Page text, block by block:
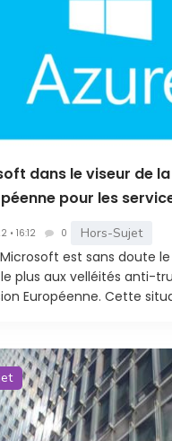
dans le viseur de
pour les
• 16:12 0 Hors-Sujet
Microsoft est sans doute le
plus aux velléités anti-
Européenne. Cette